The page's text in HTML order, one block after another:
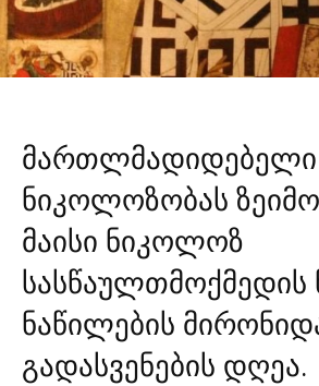
მართლმადიდებელი
ნიკოლოზობას
მაისი ნიკოლოზ
სასწაულთმოქმედის
ნაწილების
გადასვენების დღეა.